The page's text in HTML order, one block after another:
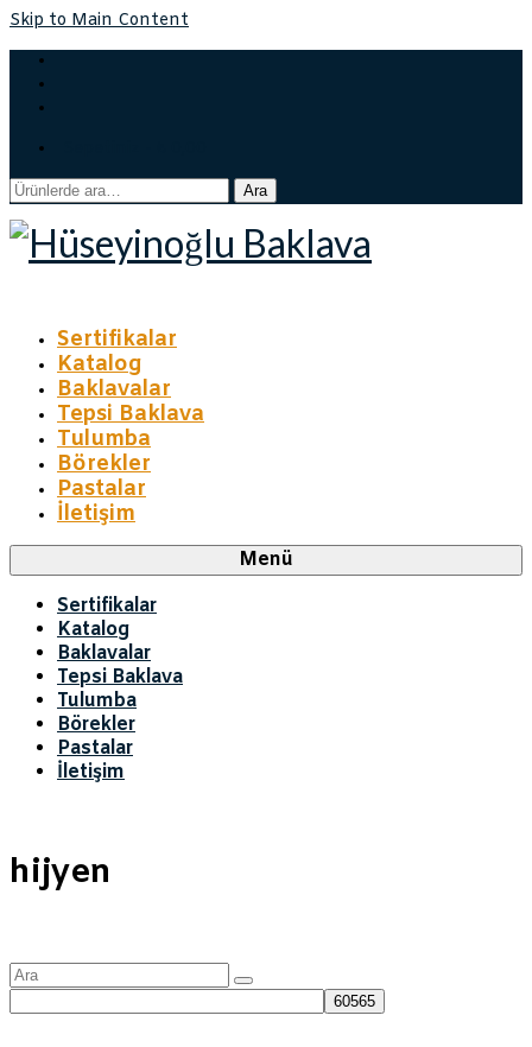
Skip to Main Content
Ara:
Ara
Sertifikalar
Katalog
Baklavalar
Tepsi Baklava
Tulumba
Börekler
Pastalar
İletişim
Menü
Sertifikalar
Katalog
Baklavalar
Tepsi Baklava
Tulumba
Börekler
Pastalar
İletişim
hijyen
Şunu
ara: